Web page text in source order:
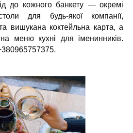
до кожного банкету — окремі
для будь-якої компанії,
вишукана коктейльна карта, а
меню кухні для іменинників.